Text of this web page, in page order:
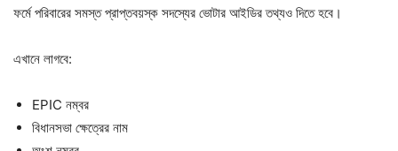
ফর্মে পরিবারের সমস্ত প্রাপ্তবয়স্ক সদস্যের ভোটার আইডির তথ্যও দিতে হবে।
এখানে লাগবে:
EPIC নম্বর
বিধানসভা ক্ষেত্রের নাম